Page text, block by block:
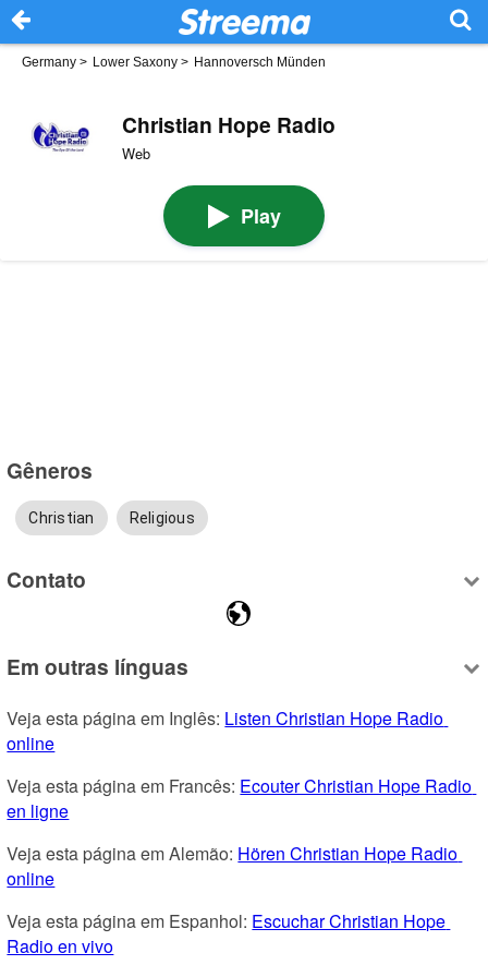
Germany > Lower Saxony > Hannoversch Münden
Christian Hope Radio
Web
Play
Gêneros
Christian Religious
Contato
Em outras línguas
Veja esta página em Inglês: Listen Christian Hope Radio
online
Veja esta página em Francês: Ecouter Christian Hope Radio
en ligne
Veja esta página em Alemão: Hören Christian Hope Radio
online
Veja esta página em Espanhol: Escuchar Christian Hope
Radio en vivo